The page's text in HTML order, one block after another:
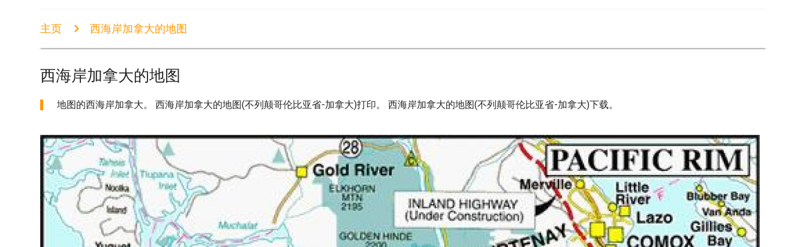
主页 西海岸加拿大的地图
西海岸加拿大的地图
地图的西海岸加拿大。 西海岸加拿大的地图(不列颠哥伦比亚省-加拿大)打印。 西海岸加拿大的地图(不列颠哥伦比亚省-加拿大)下载。